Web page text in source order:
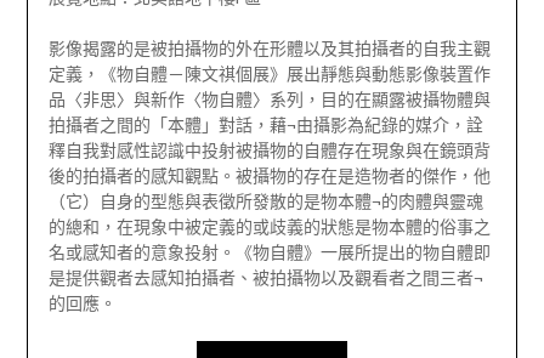
影像揭露的是被拍攝物的外在形體以及其拍攝者的自我主觀
定義，《物自體－陳文祺個展》展出靜態與動態影像裝置作
品〈非思〉與新作〈物自體〉系列，目的在顯露被攝物體與
拍攝者之間的「本體」對話，藉¬由攝影為紀錄的媒介，詮
釋自我對感性認識中投射被攝物的自體存在現象與在鏡頭背
後的拍攝者的感知觀點。被攝物的存在是造物者的傑作，他
（它）自身的型態與表徵所發散的是物本體¬的肉體與靈魂
的總和，在現象中被定義的或歧義的狀態是物本體的俗事之
名或感知者的意象投射。《物自體》一展所提出的物自體即
是提供觀者去感知拍攝者、被拍攝物以及觀看者之間三者¬
的回應。